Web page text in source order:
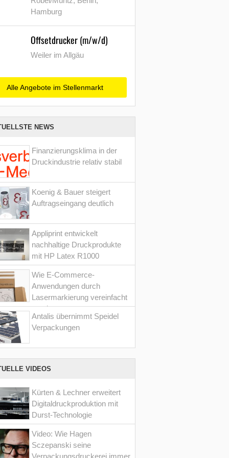
Hamburg
Offsetdrucker (m/w/d)
Weiler im Allgäu
Alle Angebote im Stellenmarkt
NEWS
Finanzierungsklima in der
Druckindustrie relativ stabil
Koenig & Bauer steigert
Auftragseingang deutlich
Appliprint entwickelt
nachhaltige Druckprodukte
mit HP Latex R1000
Wie E-Commerce-
Anwendungen durch
Lasermarkierung vereinfacht
werden
Antalis übernimmt Speidel
Verpackungen
VIDEOS
Kürten & Lechner erweitert
Digitaldruckproduktion mit
Durst-Technologie
Video: Wie Hagen
Sczepanski seine
Verpackungsdruckerei immer